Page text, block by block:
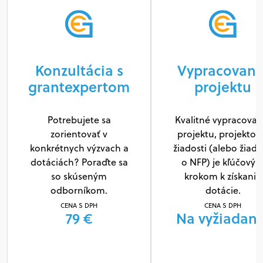
Konzultácia s
grantexpertom
Potrebujete sa
zorientovať v
konkrétnych výzvach a
dotáciách? Poraďte sa
so skúseným
odborníkom.
CENA S DPH
79 €
projektu
Kvalitné
projektu,
žiadosti (alebo
o NFP) je
krokom k získaniu
dotácie.
CENA S DPH
Na